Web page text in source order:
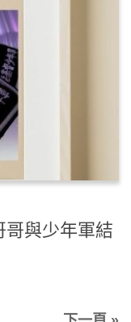
哥與少年軍結